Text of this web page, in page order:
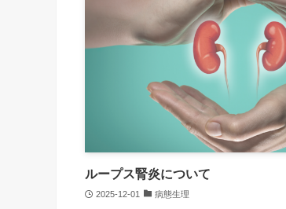
ループス腎炎について
2025-12-01 病態生理